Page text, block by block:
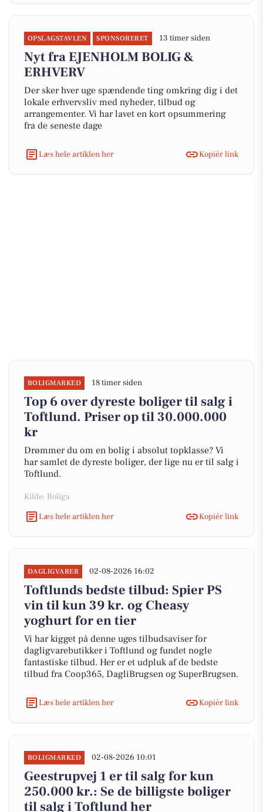
OPSLAGSTAVLEN SPONSORERET 13 timer siden
Nyt fra EJENHOLM BOLIG &
ERHVERV
Der sker hver uge spændende ting omkring dig i det
lokale erhvervsliv med nyheder, tilbud og
arrangementer. Vi har lavet en kort opsummering
fra de seneste dage
Læs hele artiklen her Kopiér link
BOLIGMARKED 18 timer siden
Top 6 over dyreste boliger til salg i
Toftlund. Priser op til 30.000.000
kr
Drømmer du om en bolig i absolut topklasse? Vi
har samlet de dyreste boliger, der lige nu er til salg i
Toftlund.
Kilde: Boliga
Læs hele artiklen her
Kopiér link
DAGLIGVARER 02-08-2026 16:02
Toftlunds bedste tilbud: Spier PS
vin til kun 39 kr. og Cheasy
yoghurt for en tier
Vi har kigget på denne uges tilbudsaviser for
dagligvarebutikker i Toftlund og fundet nogle
fantastiske tilbud. Her er et udpluk af de bedste
tilbud fra Coop365, DagliBrugsen og SuperBrugsen.
Læs hele artiklen her Kopiér link
BOLIGMARKED 02-08-2026 10:01
Geestrupvej 1 er til salg for kun
250.000 kr.: Se de billigste boliger
til salg i Toftlund her